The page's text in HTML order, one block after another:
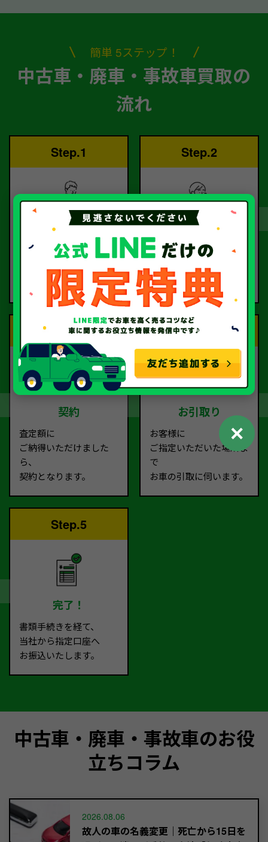
簡単 5ステップ！
中古車・廃車・事故車買取の
流れ
Step.1
ご依頼
お電話または査定フォー
ご依頼ください。
Step.2
査定のプロが
お電話で回答いたしま
す。
Step.3
契約
査定額に
ご納得いただけました
ら、
契約となります。
Step.4
お引取り
お客様に
ご指定いただいた場所ま
で
お車の引取に伺います。
Step.5
完了！
書類手続きを経て、
当社から指定口座へ
お振込いたします。
中古車・廃車・事故車のお役
立ちコラム
2026.08.06
故人の車の名義変更｜死亡から15日を
✕